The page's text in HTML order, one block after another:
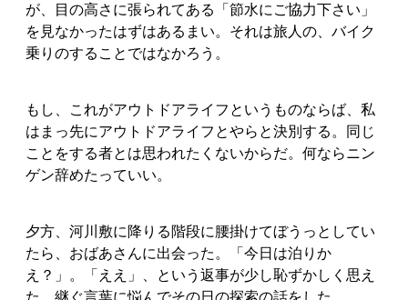
が、目の高さに張られてある「節水にご協力下さい」
を見なかったはずはあるまい。それは旅人の、バイク
乗りのすることではなかろう。
もし、これがアウトドアライフというものならば、私
はまっ先にアウトドアライフとやらと決別する。同じ
ことをする者とは思われたくないからだ。何ならニン
ゲン辞めたっていい。
夕方、河川敷に降りる階段に腰掛けてぼうっとしてい
たら、おばあさんに出会った。「今日は泊りか
え？」。「ええ」、という返事が少し恥ずかしく思え
た。継ぐ言葉に悩んでその日の探索の話をした。